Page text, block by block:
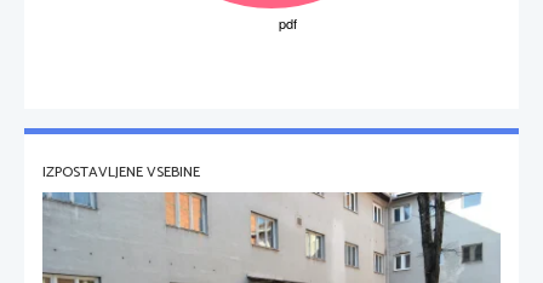
IZPOSTAVLJENE VSEBINE